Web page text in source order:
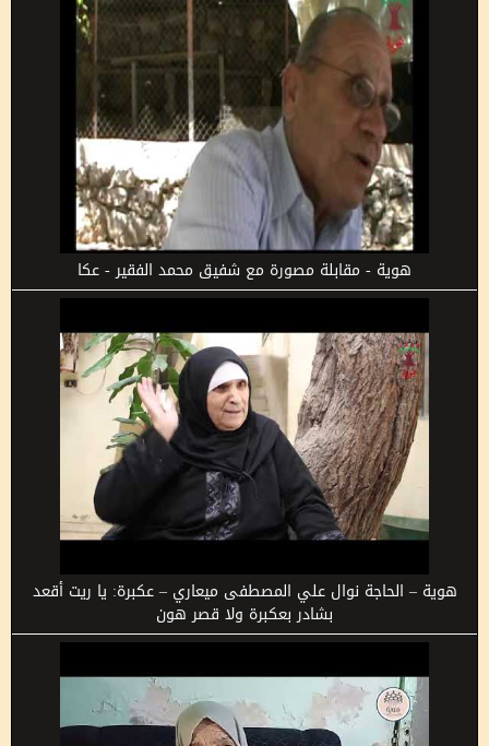
هوية - مقابلة مصورة مع شفيق محمد الفقير - عكا
هوية – الحاجة نوال علي المصطفى ميعاري – عكبرة: يا ريت أقعد
بشادر بعكبرة ولا قصر هون